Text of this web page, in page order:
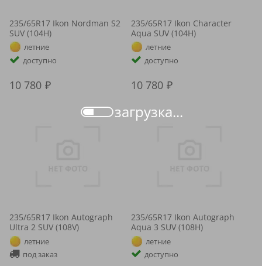
загрузка...
235/65R17 Ikon Nordman S2
SUV (104H)
летние
доступно
10 780
235/65R17 Ikon Character
Aqua SUV (104H)
летние
доступно
10 780
235/65R17 Ikon Autograph
Ultra 2 SUV (108V)
летние
под заказ
235/65R17 Ikon Autograph
Aqua 3 SUV (108H)
летние
доступно